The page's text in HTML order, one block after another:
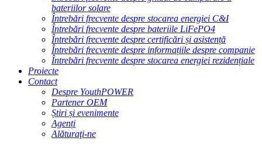
bateriilor solare
Întrebări frecvente despre stocarea energiei C&I
Întrebări frecvente despre bateriile LiFePO4
Întrebări frecvente despre certificări și asistență
Întrebări frecvente despre informațiile despre companie
Întrebări frecvente despre stocarea energiei rezidențiale
Proiecte
Contact
Despre YouthPOWER
Partener OEM
Știri și evenimente
Agenți
Alăturaţi-ne